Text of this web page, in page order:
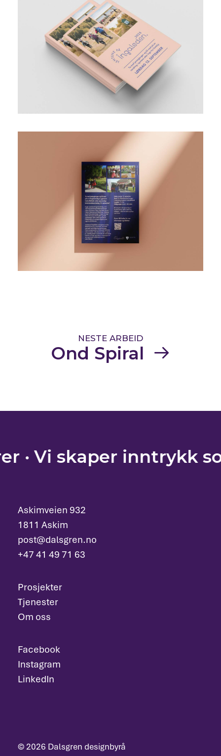
NESTE ARBEID
Ond Spiral
Vi skaper inntrykk
Askimveien 932
1811 Askim
post@dalsgren.no
+47 41 49 71 63
Prosjekter
Tjenester
Om oss
Facebook
Instagram
LinkedIn
© 2026 Dalsgren designbyrå